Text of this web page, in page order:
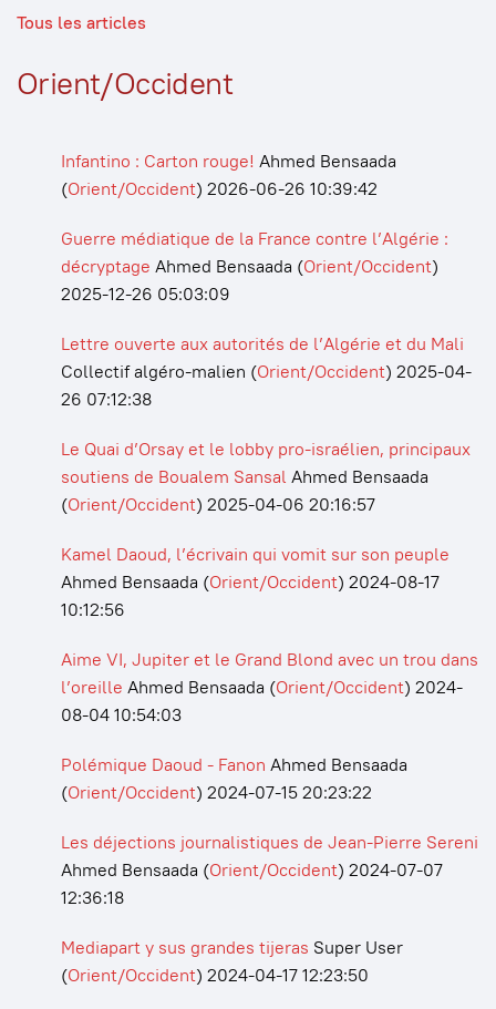
Tous les articles
Orient/Occident
Infantino : Carton rouge! Ahmed Bensaada
(Orient/Occident) 2026-06-26 10:39:42
Guerre médiatique de la France contre l’Algérie :
décryptage Ahmed Bensaada (Orient/Occident)
2025-12-26 05:03:09
Lettre ouverte aux autorités de l’Algérie et du Mali
Collectif algéro-malien (Orient/Occident) 2025-04-
26 07:12:38
Le Quai d’Orsay et le lobby pro-israélien, principaux
soutiens de Boualem Sansal Ahmed Bensaada
(Orient/Occident) 2025-04-06 20:16:57
Kamel Daoud, l’écrivain qui vomit sur son peuple
Ahmed Bensaada (Orient/Occident) 2024-08-17
10:12:56
Aime VI, Jupiter et le Grand Blond avec un trou dans
l’oreille Ahmed Bensaada (Orient/Occident) 2024-
08-04 10:54:03
Polémique Daoud - Fanon Ahmed Bensaada
(Orient/Occident) 2024-07-15 20:23:22
Les déjections journalistiques de Jean-Pierre Sereni
Ahmed Bensaada (Orient/Occident) 2024-07-07
12:36:18
Mediapart y sus grandes tijeras Super User
(Orient/Occident) 2024-04-17 12:23:50